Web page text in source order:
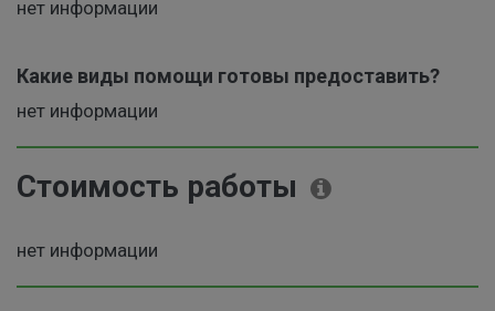
нет информации
Какие виды помощи готовы предоставить?
нет информации
Стоимость работы
нет информации